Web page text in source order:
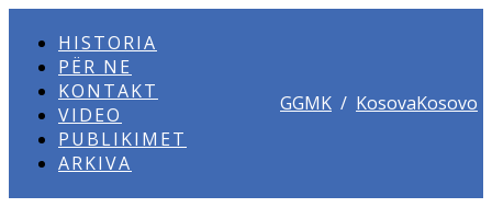
HISTORIA
PËR NE
KONTAKT
VIDEO
PUBLIKIMET
ARKIVA
GGMK / KosovaKosovo